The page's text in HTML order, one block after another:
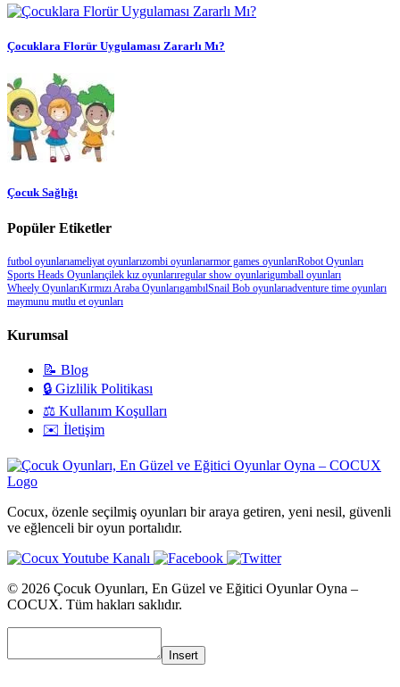
Çocuklara Florür Uygulaması Zararlı Mı?
Çocuk Sağlığı
Popüler Etiketler
futbol oyunlarıameliyat oyunlarızombi oyunlarıarmor games oyunlarıRobot Oyunları
Sports Heads Oyunlarıçilek kız oyunlarıregular show oyunlarigumball oyunları
Wheely OyunlarıKırmızı Araba OyunlarıgambılSnail Bob oyunlarıadventure time oyunları
maymunu mutlu et oyunları
Kurumsal
📝 Blog
🔒 Gizlilik Politikası
⚖️ Kullanım Koşulları
✉️ İletişim
Cocux, özenle seçilmiş oyunları bir araya getiren, yeni nesil, güvenli
ve eğlenceli bir oyun portalıdır.
© 2026 Çocuk Oyunları, En Güzel ve Eğitici Oyunlar Oyna –
COCUX. Tüm hakları saklıdır.
Insert